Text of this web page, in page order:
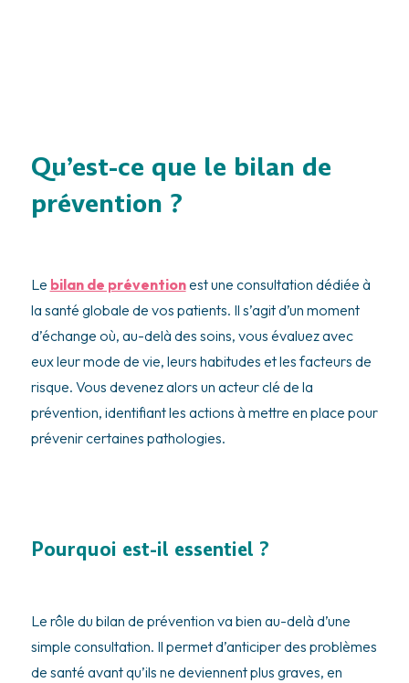
Qu’est-ce que le bilan de
prévention ?
Le bilan de préventionest une consultation dédiée à
la santé globale de vos patients. Il s’agit d’un moment
d’échange où, au-delà des soins, vous évaluez avec
eux leur mode de vie, leurs habitudes et les facteurs de
risque. Vous devenez alors un acteur clé de la
prévention, identifiant les actions à mettre en place pour
prévenir certaines pathologies.
Pourquoi est-il essentiel ?
Le rôle du bilan de prévention va bien au-delà d’une
simple consultation. Il permet d’anticiper des problèmes
de santé avant qu’ils ne deviennent plus graves, en